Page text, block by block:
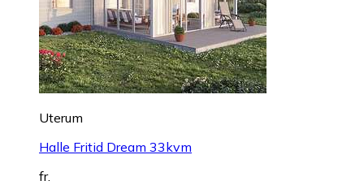
Uterum
Halle Fritid Dream 33kvm
fr.